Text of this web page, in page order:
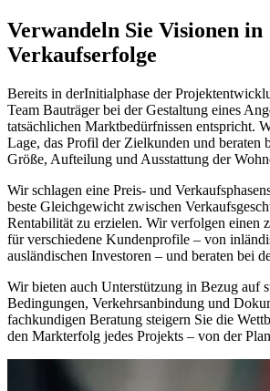
Verwandeln Sie Visionen in
Verkaufserfolge
Bereits in derInitialphase der
Team Bauträger bei der Gestaltung eines
tatsächlichen Marktbedürfnissen entspricht.
Lage, das Profil der Zielkunden und beraten
Größe, Aufteilung und Ausstattung der
Wir schlagen eine Preis- und
beste Gleichgewicht zwischen
Rentabilität zu erzielen. Wir verfolgen einen
für verschiedene Kundenprofile – von
ausländischen Investoren – und beraten bei
Wir bieten auch Unterstützung in Bezug auf
Bedingungen, Verkehrsanbindung und
fachkundigen Beratung steigern Sie die
den Markterfolg jedes Projekts – von der